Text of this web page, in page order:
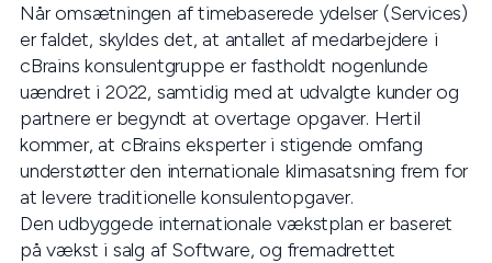
Når omsætningen af timebaserede ydelser (Services)
er faldet, skyldes det, at antallet af medarbejdere i
cBrains konsulentgruppe er fastholdt nogenlunde
uændret i 2022, samtidig med at udvalgte kunder og
partnere er begyndt at overtage opgaver. Hertil
kommer, at cBrains eksperter i stigende omfang
understøtter den internationale klimasatsning frem for
at levere traditionelle konsulentopgaver.
Den udbyggede internationale vækstplan er baseret
på vækst i salg af Software, og fremadrettet